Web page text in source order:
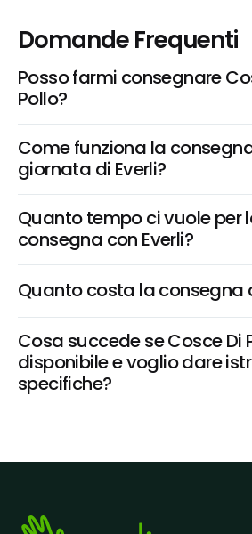
Domande Frequenti
Posso farmi consegnare
Pollo?
Come funziona la
giornata di Everli?
Quanto tempo ci vuole per
consegna con Everli?
Quanto costa la consegna
Cosa succede se Cosce Di
disponibile e voglio dare
specifiche?